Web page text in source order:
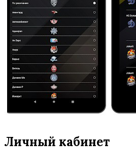
Личный кабинет